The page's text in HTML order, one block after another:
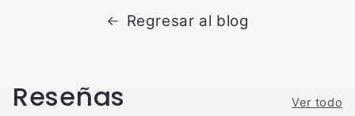
Regresar al blog
Reseñas Ver todo